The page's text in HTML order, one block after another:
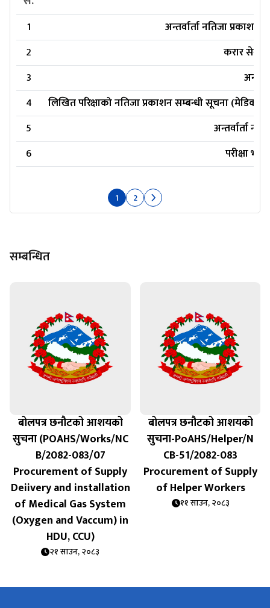
1
अन्तर्वार्ता नतिजा
2
करार
3
4
लिखित परिक्षाको नतिजा प्रकाशन सम्बन्धी सूचना
5
अन्तर्वार्ता
6
परीक्षा
1 2
सम्बन्धित
बोलपत्र छनौटको आशयको
सुचना (POAHS/Works/NC
B/2082-083/07
Procurement of Supply
Deiivery and installation
of Medical Gas System
(Oxygen and Vaccum) in
HDU, CCU)
२१ साउन, २०८३
बोलपत्र छनौटको आशयको
सुचना-PoAHS/Helper/N
CB-51/2082-083
Procurement of Supply
of Helper Workers
११ साउन, २०८३